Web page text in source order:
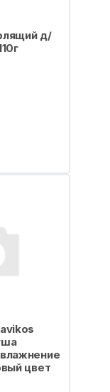
д/
цвет